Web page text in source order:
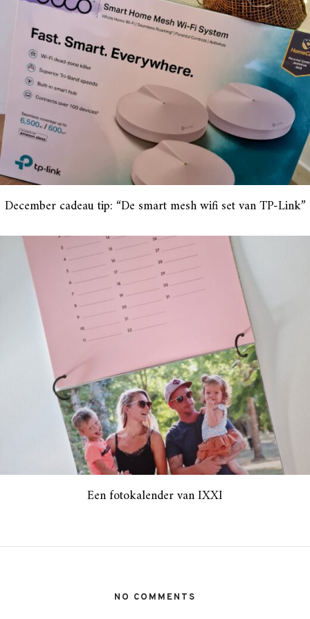
December cadeau tip: “De smart mesh wifi set van TP-Link”
Een fotokalender van IXXI
NO COMMENTS